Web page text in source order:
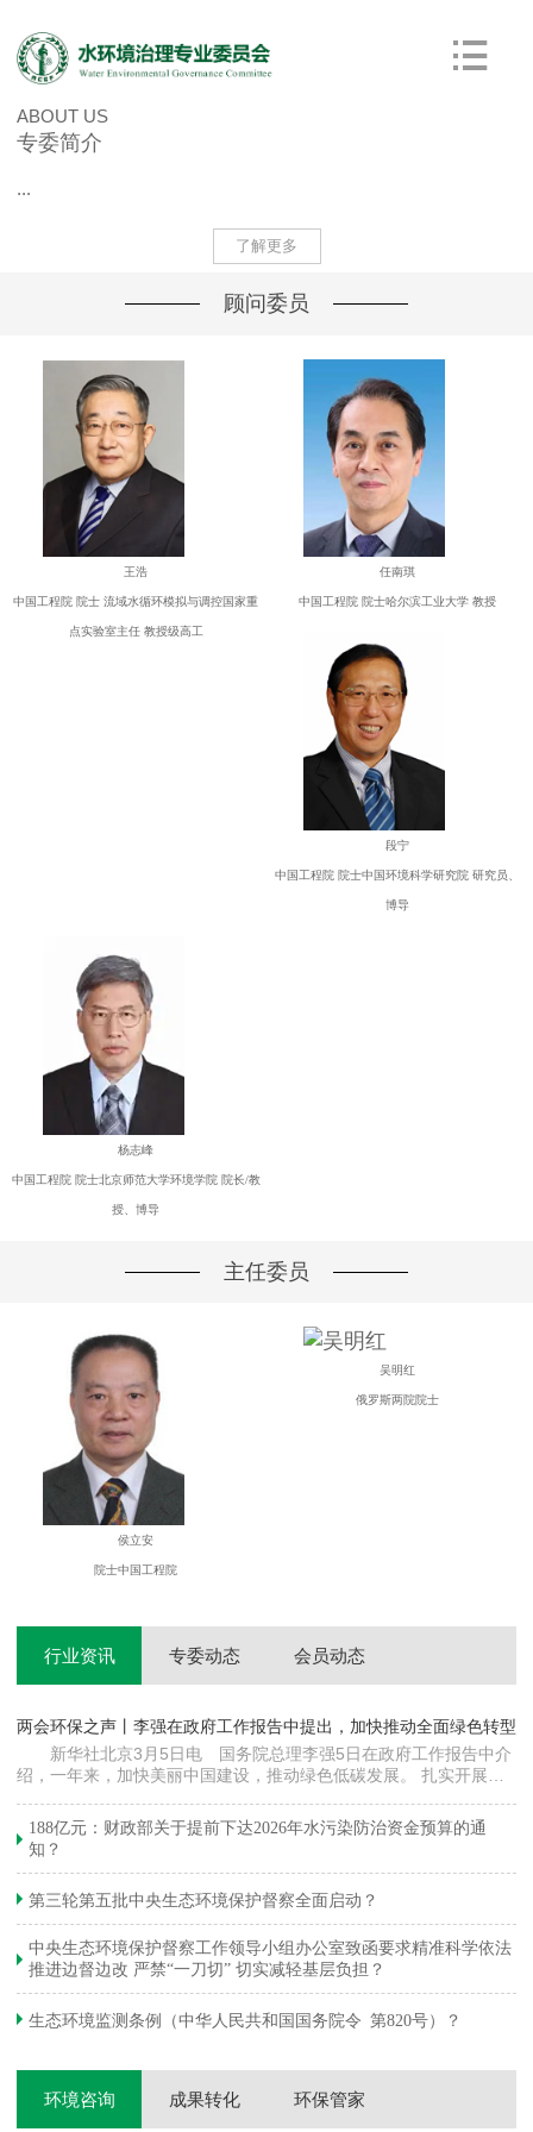
ABOUT US
专委简介
...
了解更多
顾问委员
王浩
中国工程院 院士 流域水循环模拟与调控国家重
点实验室主任 教授级高工
任南琪
中国工程院 院士哈尔滨工业大学 教授
段宁
中国工程院 院士中国环境科学研究院 研究员、
博导
杨志峰
中国工程院 院士北京师范大学环境学院 院长/教
授、博导
主任委员
侯立安
院士中国工程院
吴明红
俄罗斯两院院士
行业资讯 专委动态 会员动态
两会环保之声丨李强在政府工作报告中提出，加快推动全面绿色转型
新华社北京3月5日电 国务院总理李强5日在政府工作报告中介
绍，一年来，加快美丽中国建设，推动绿色低碳发展。 扎实开展大
浓度下降…
188亿元：财政部关于提前下达2026年水污染防治资金预算的通
知？
第三轮第五批中央生态环境保护督察全面启动？
中央生态环境保护督察工作领导小组办公室致函要求精准科学依法
推进边督边改 严禁“一刀切” 切实减轻基层负担？
生态环境监测条例（中华人民共和国国务院令 第820号）？
环境咨询 成果转化 环保管家